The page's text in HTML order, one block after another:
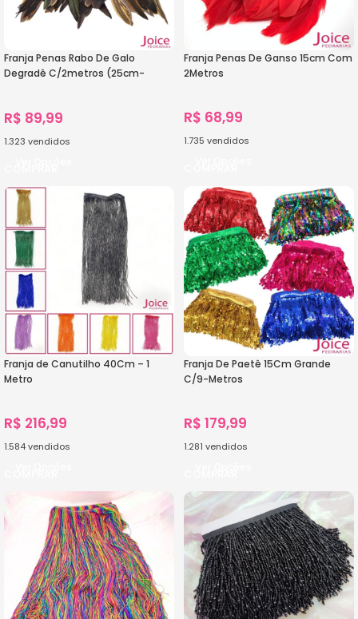
Franja Penas Rabo De Galo
Degradê C/2metros (25cm-
R$ 89,99
1.323 vendidos
Franja Penas De Ganso 15cm Com
2Metros
R$ 68,99
1.735 vendidos
Franja de Canutilho 40Cm – 1
Metro
R$ 216,99
1.584vendidos
Franja De Paetê 15Cm Grande
C/9-Metros
R$ 179,99
1.281 vendidos